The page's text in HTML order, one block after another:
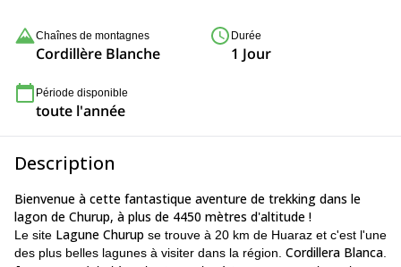
Chaînes de montagnes
Cordillère Blanche
Durée
1 Jour
Période disponible
toute l'année
Description
Bienvenue à cette fantastique aventure de trekking dans le
lagon de Churup, à plus de 4450 mètres d'altitude !
Le site Lagune Churup se trouve à 20 km de Huaraz et c'est l'une
des plus belles lagunes à visiter dans la région. Cordillera Blanca